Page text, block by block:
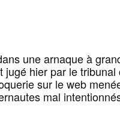
une arnaque à
hier par le tribunal
sur le web
mal